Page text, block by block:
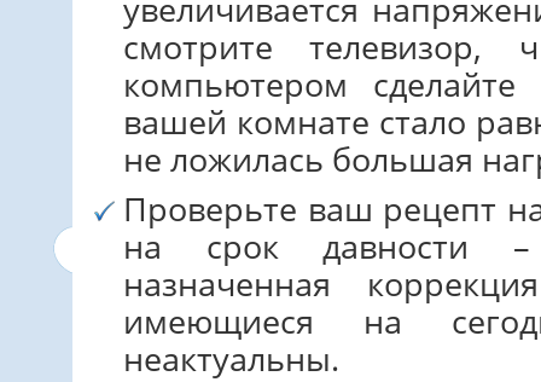
увеличивается
смотрите телевизор,
компьютером
вашей комнате стало
не ложилась большая
Проверьте ваш рецепт
на срок давности
назначенная
имеющиеся на
неактуальны.